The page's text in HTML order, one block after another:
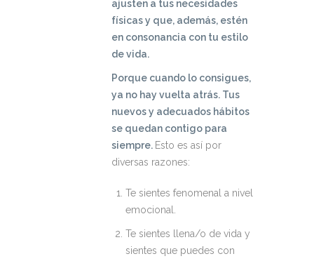
ajusten a tus necesidades
físicas y que, además, estén
en consonancia con tu estilo
de vida.
Porque cuando lo consigues,
ya no hay vuelta atrás. Tus
nuevos y adecuados hábitos
se quedan contigo para
siempre. Esto es así por
diversas razones:
Te sientes fenomenal a nivel
emocional.
Te sientes llena/o de vida y
sientes que puedes con